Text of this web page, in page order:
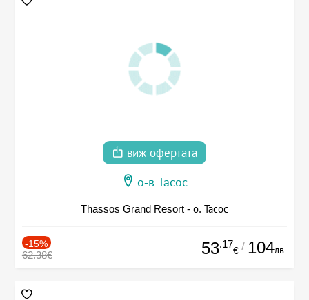
виж офертата
о-в Тасос
Thassos Grand Resort - о. Тасос
-15%
62.38€ 53.17
€ / 104лв.